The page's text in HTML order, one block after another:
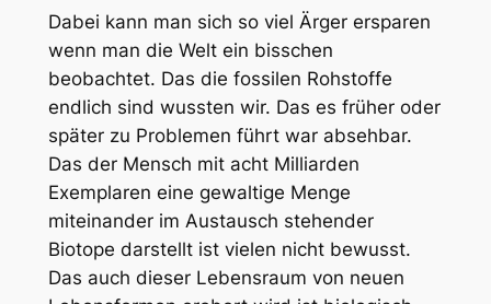
Dabei kann man sich so viel Ärger ersparen
wenn man die Welt ein bisschen
beobachtet. Das die fossilen Rohstoffe
endlich sind wussten wir. Das es früher oder
später zu Problemen führt war absehbar.
Das der Mensch mit acht Milliarden
Exemplaren eine gewaltige Menge
miteinander im Austausch stehender
Biotope darstellt ist vielen nicht bewusst.
Das auch dieser Lebensraum von neuen